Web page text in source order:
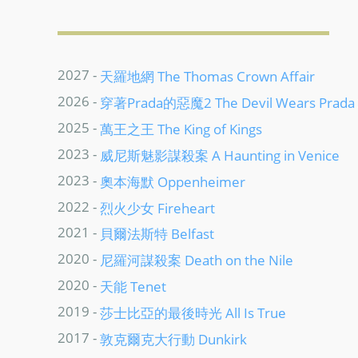
2027 - 天羅地網 The Thomas Crown Affair
2026 - 穿著Prada的惡魔2 The Devil Wears Prada
2025 -萬王之王 The King of Kings
2023 - 威尼斯魅影謀殺案 A Haunting in Venice
2023 -奧本海默 Oppenheimer
2022 -烈火少女 Fireheart
2021 - 貝爾法斯特 Belfast
2020 - 尼羅河謀殺案 Death on the Nile
2020 - 天能 Tenet
2019 -莎士比亞的最後時光 All Is True
2017 -敦克爾克大行動 Dunkirk